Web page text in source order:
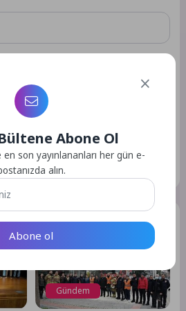
kullanılması için adım, e-posta
tarayıcıya kaydedilsin.
Gündem
Abone Ol
son yayınlananları her gün e-
alın.
Abone ol